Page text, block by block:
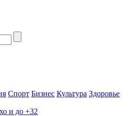
Спорт Бизнес Культура Здоровье
и до +32